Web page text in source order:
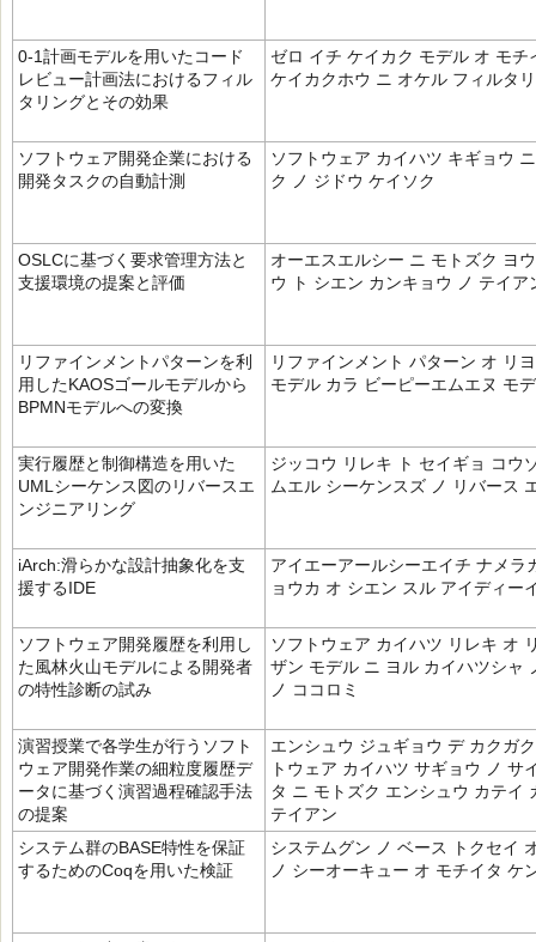
0-1計画モデルを用いたコード
レビュー計画法におけるフィル
タリングとその効果
ゼロ イチ ケイカク モデル オ モチ
ケイカクホウ ニ オケル フィルタ
ソフトウェア開発企業における
開発タスクの自動計測
ソフトウェア カイハツ キギョウ
ク ノ ジドウ ケイソク
OSLCに基づく要求管理方法と
支援環境の提案と評価
オーエスエルシー ニ モトズク ヨ
ウ ト シエン カンキョウ ノ テイア
リファインメントパターンを利
用したKAOSゴールモデルから
BPMNモデルへの変換
リファインメント パターン オ リ
モデル カラ ビーピーエムエヌ モ
実行履歴と制御構造を用いた
UMLシーケンス図のリバースエ
ンジニアリング
ジッコウ リレキ ト セイギョ コウ
ムエル シーケンスズ ノ リバース
iArch:滑らかな設計抽象化を支
援するIDE
アイエーアールシーエイチ ナメラ
ョウカ オ シエン スル アイディー
ソフトウェア開発履歴を利用し
た風林火山モデルによる開発者
の特性診断の試み
ソフトウェア カイハツ リレキ オ
ザン モデル ニ ヨル カイハツシャ
ノ ココロミ
演習授業で各学生が行うソフト
ウェア開発作業の細粒度履歴デ
ータに基づく演習過程確認手法
の提案
エンシュウ ジュギョウ デ カクガ
トウェア カイハツ サギョウ ノ サ
タ ニ モトズク エンシュウ カテイ
テイアン
システム群のBASE特性を保証
するためのCoqを用いた検証
システムグン ノ ベース トクセイ
ノ シーオーキュー オ モチイタ ケ